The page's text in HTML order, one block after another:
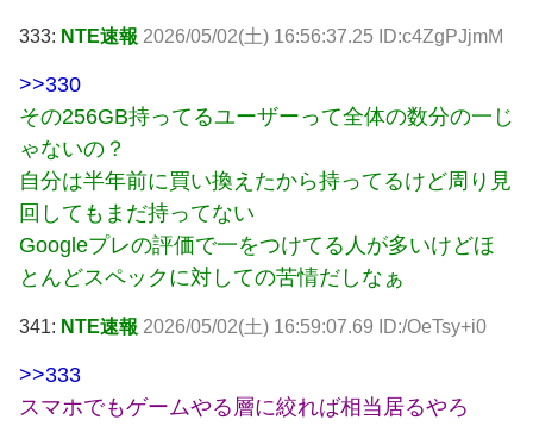
333: NTE速報 2026/05/02(土) 16:56:37.25 ID:c4ZgPJjmM
>>330
その256GB持ってるユーザーって全体の数分の一じ
ゃないの？
自分は半年前に買い換えたから持ってるけど周り見
回してもまだ持ってない
Googleプレの評価で一をつけてる人が多いけどほ
とんどスペックに対しての苦情だしなぁ
341: NTE速報 2026/05/02(土) 16:59:07.69 ID:/OeTsy+i0
>>333
スマホでもゲームやる層に絞れば相当居るやろ